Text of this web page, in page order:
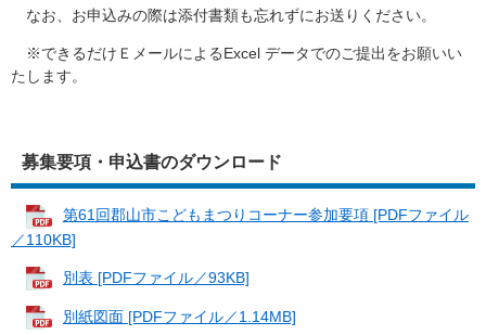
なお、お申込みの際は添付書類も忘れずにお送りください。
※できるだけＥメールによるExcel データでのご提出をお願いい
たします。
募集要項・申込書のダウンロード
第61回郡山市こどもまつりコーナー参加要項 [PDFファイル
／110KB]
別表 [PDFファイル／93KB]
別紙図面 [PDFファイル／1.14MB]